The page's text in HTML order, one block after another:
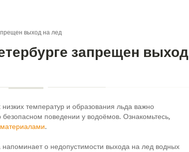
выход на лед
запрещен выход
температур и образования льда важно
безопасном поведении у водоёмов. Ознакомьтесь,
.
напоминает о недопустимости выхода на лед водных